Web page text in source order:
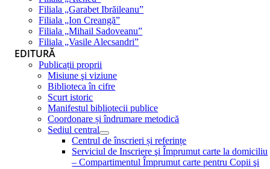
Filiala „Garabet Ibrăileanu”
Filiala „Ion Creangă”
Filiala „Mihail Sadoveanu”
Filiala „Vasile Alecsandri”
EDITURĂ
Publicații proprii
Misiune şi viziune
Biblioteca în cifre
Scurt istoric
Manifestul bibliotecii publice
Coordonare și îndrumare metodică
Sediul central
Centrul de înscrieri și referințe
Serviciul de Inscriere şi Împrumut carte la domiciliu
– Compartimentul Împrumut carte pentru Copii şi